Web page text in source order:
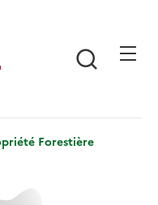
Forestière